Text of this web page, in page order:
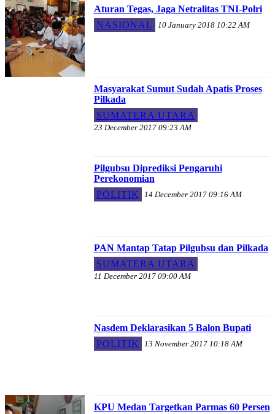
Aturan Tegas, Jaga Netralitas TNI-Polri
NASIONAL
10 January 2018 10:22 AM
Masyarakat Sumut Sudah Apatis Proses
Pilkada
SUMATERA UTARA
23 December 2017 09:23 AM
Pilgubsu Diprediksi Pengaruhi
Perekonomian
POLITIK
14 December 2017 09:16 AM
PAN Mantap Tatap Pilgubsu dan Pilkada
SUMATERA UTARA
11 December 2017 09:00 AM
Nasdem Deklarasikan 5 Balon Bupati
POLITIK
13 November 2017 10:18 AM
KPU Medan Targetkan Parmas 60 Persen